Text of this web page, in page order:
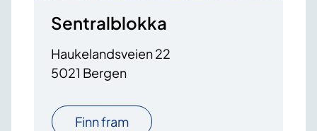
Sentralblokka
Haukelandsveien 22
5021 Bergen
Finn fram